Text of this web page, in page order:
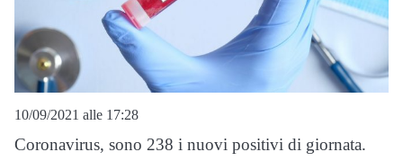
10/09/2021 alle 17:28
Coronavirus, sono 238 i nuovi positivi di giornata.